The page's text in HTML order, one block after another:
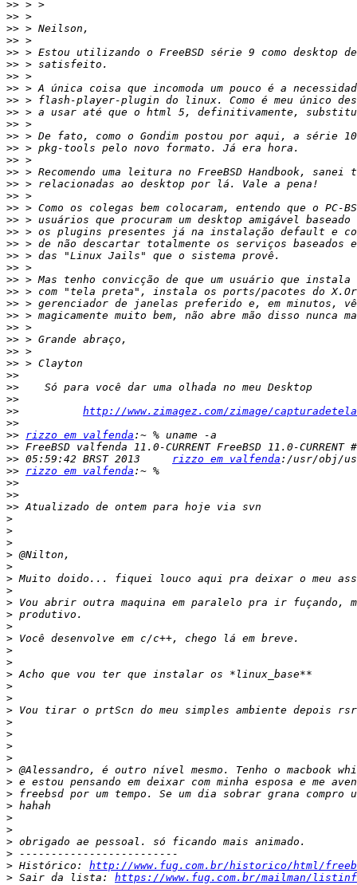
>>
>>
>>
>>
>>
>>
>>
>>
>>
>>
>>
>>
>>
>>
>>
>>
>>
>>
>>
>>
>>
>>
>>
>>
>>
>>
>>
>>
>>
>>
>>
>>
>>
>>
>>
http://www.zimagez.com/zimage/
>>
>> rizzo em valfenda
>>
>> 05:59:42 BRST 2013 rizzo em valfenda
>> rizzo em valfenda
>>
>>
>>
>
>
>
>
>
>
>
>
>
>
>
>
>
>
>
>
>
>
>
>
>
>
>
>
>
>
>
>
>
> Histórico: http://www.fug.com.br/historico/html/
> Sair da lista: https://www.fug.com.br/mailman/